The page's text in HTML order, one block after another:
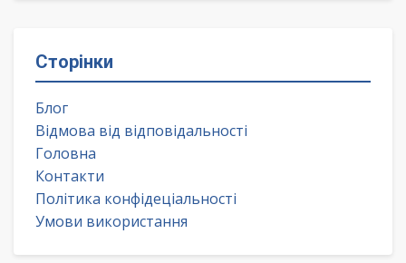
Сторінки
Блог
Відмова від відповідальності
Головна
Контакти
Політика конфідеціальності
Умови використання